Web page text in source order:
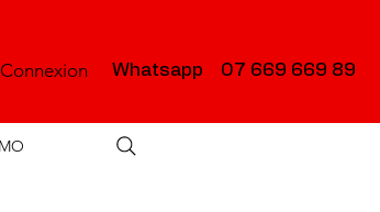
Connexion Whatsapp 07 669 669 89